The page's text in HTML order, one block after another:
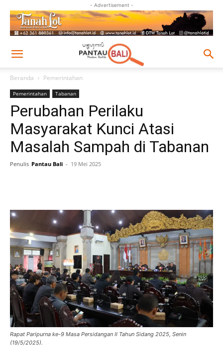
- Advertisement -
Beranda Pemerintahan
Pemerintahan Tabanan
Perubahan Perilaku
Masyarakat Kunci Atasi
Masalah Sampah di Tabanan
Penulis Pantau Bali - 19 Mei 2025
Rapat Paripurna ke-9 Masa Persidangan II Tahun Sidang 2025, Senin
(19/5/2025).